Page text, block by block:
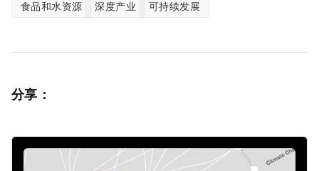
食品和水资源 深度产业 可持续发展
分享：